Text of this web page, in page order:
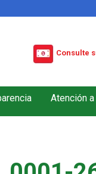
Consulte
Atención